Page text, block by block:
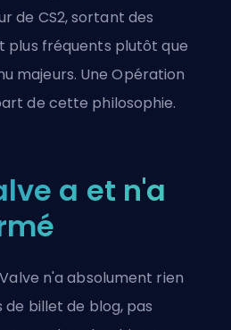
de CS2, sortant des
plus fréquents plutôt que
majeurs. Une Opération
de cette philosophie.
a et n'a
n'a absolument rien
de billet de blog, pas